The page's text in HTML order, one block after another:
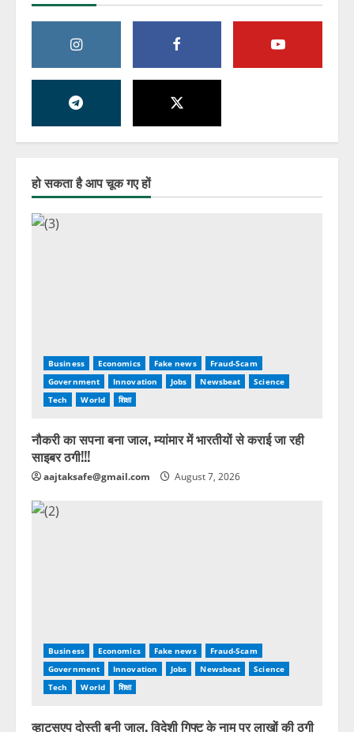
हो सकता है आप चूक गए हों
Business Economics Fake news
Fraud-Scam
Government
Innovation Jobs Newsbeat
Science
Tech
World शिक्षा
नौकरी का सपना बना जाल, म्यांमार में भारतीयों से कराई जा रही
साइबर ठगी!!!
aajtaksafe@gmail.com August 7, 2026
Business Economics Fake news
Fraud-Scam
Government
Innovation Jobs Newsbeat
Science
Tech
World शिक्षा
व्हाट्सएप दोस्ती बनी जाल, विदेशी गिफ्ट के नाम पर लाखों की ठगी